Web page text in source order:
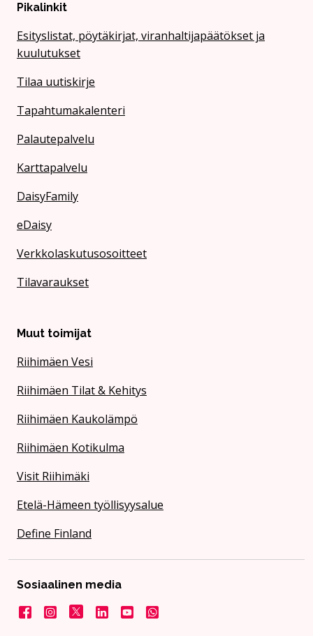
Pikalinkit
Esityslistat, pöytäkirjat, viranhaltijapäätökset ja
kuulutukset
Tilaa uutiskirje
Tapahtumakalenteri
Palautepalvelu
Karttapalvelu
DaisyFamily
eDaisy
Verkkolaskutusosoitteet
Tilavaraukset
Muut toimijat
Riihimäen Vesi
Riihimäen Tilat & Kehitys
Riihimäen Kaukolämpö
Riihimäen Kotikulma
Visit Riihimäki
Etelä-Hämeen työllisyysalue
Define Finland
Sosiaalinen media
FacebookInstagram
X LinkedInYouTubeKaupunki WhatsApissa